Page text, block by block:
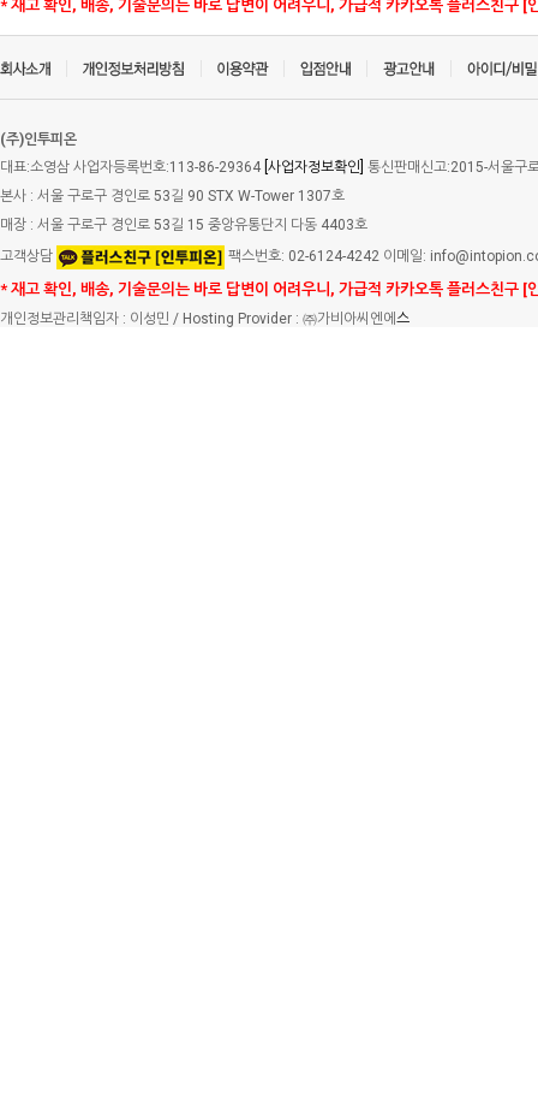
* 재고 확인, 배송, 기술문의는 바로 답변이 어려우니, 가급적 카카오톡 플러스친구 [
(주)인투피온
대표:소영삼 사업자등록번호:113-86-29364 [사업자정보확인] 통신판매신고:2015-서울구
본사 : 서울 구로구 경인로 53길 90 STX W-Tower 1307호
매장 : 서울 구로구 경인로 53길 15 중앙유통단지 다동 4403호
고객상담
팩스번호: 02-6124-4242 이메일:
* 재고 확인, 배송, 기술문의는 바로 답변이 어려우니, 가급적 카카오톡 플러스친구 [
개인정보관리책임자 : 이성민 / Hosting Provider : ㈜가비아씨엔에 스